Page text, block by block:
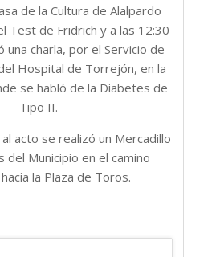
de la Cultura de Alalpardo
Test de Fridrich y a las 12:30
una charla, por el Servicio de
Hospital de Torrejón, en la
se habló de la Diabetes de
Tipo II.
acto se realizó un Mercadillo
del Municipio en el camino
la Plaza de Toros.